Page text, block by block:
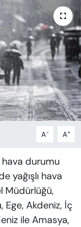
A- A+
hava durumu
yağışlı hava
Müdürlüğü,
Ege, Akdeniz, İç
ile Amasya,